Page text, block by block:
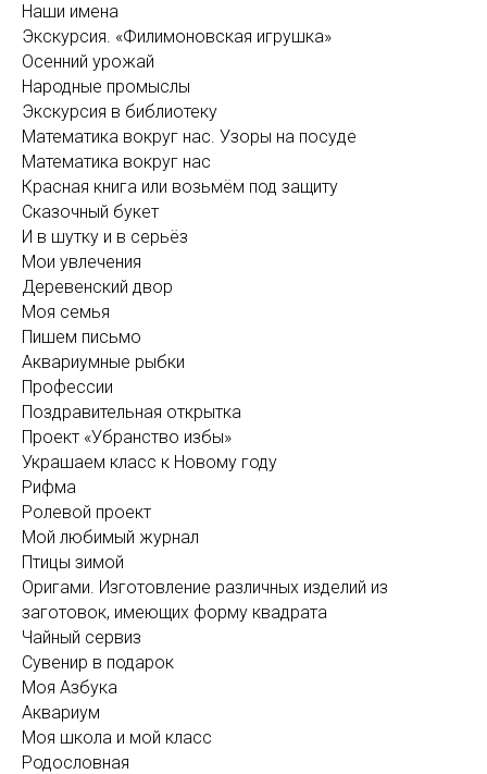
Наши имена
Экскурсия. «Филимоновская игрушка»
Осенний урожай
Народные промыслы
Экскурсия в библиотеку
Математика вокруг нас. Узоры на посуде
Математика вокруг нас
Красная книга или возьмём под защиту
Сказочный букет
И в шутку и в серьёз
Мои увлечения
Деревенский двор
Моя семья
Пишем письмо
Аквариумные рыбки
Профессии
Поздравительная открытка
Проект «Убранство избы»
Украшаем класс к Новому году
Рифма
Ролевой проект
Мой любимый журнал
Птицы зимой
Оригами. Изготовление различных изделий из
заготовок, имеющих форму квадрата
Чайный сервиз
Сувенир в подарок
Моя Азбука
Аквариум
Моя школа и мой класс
Родословная